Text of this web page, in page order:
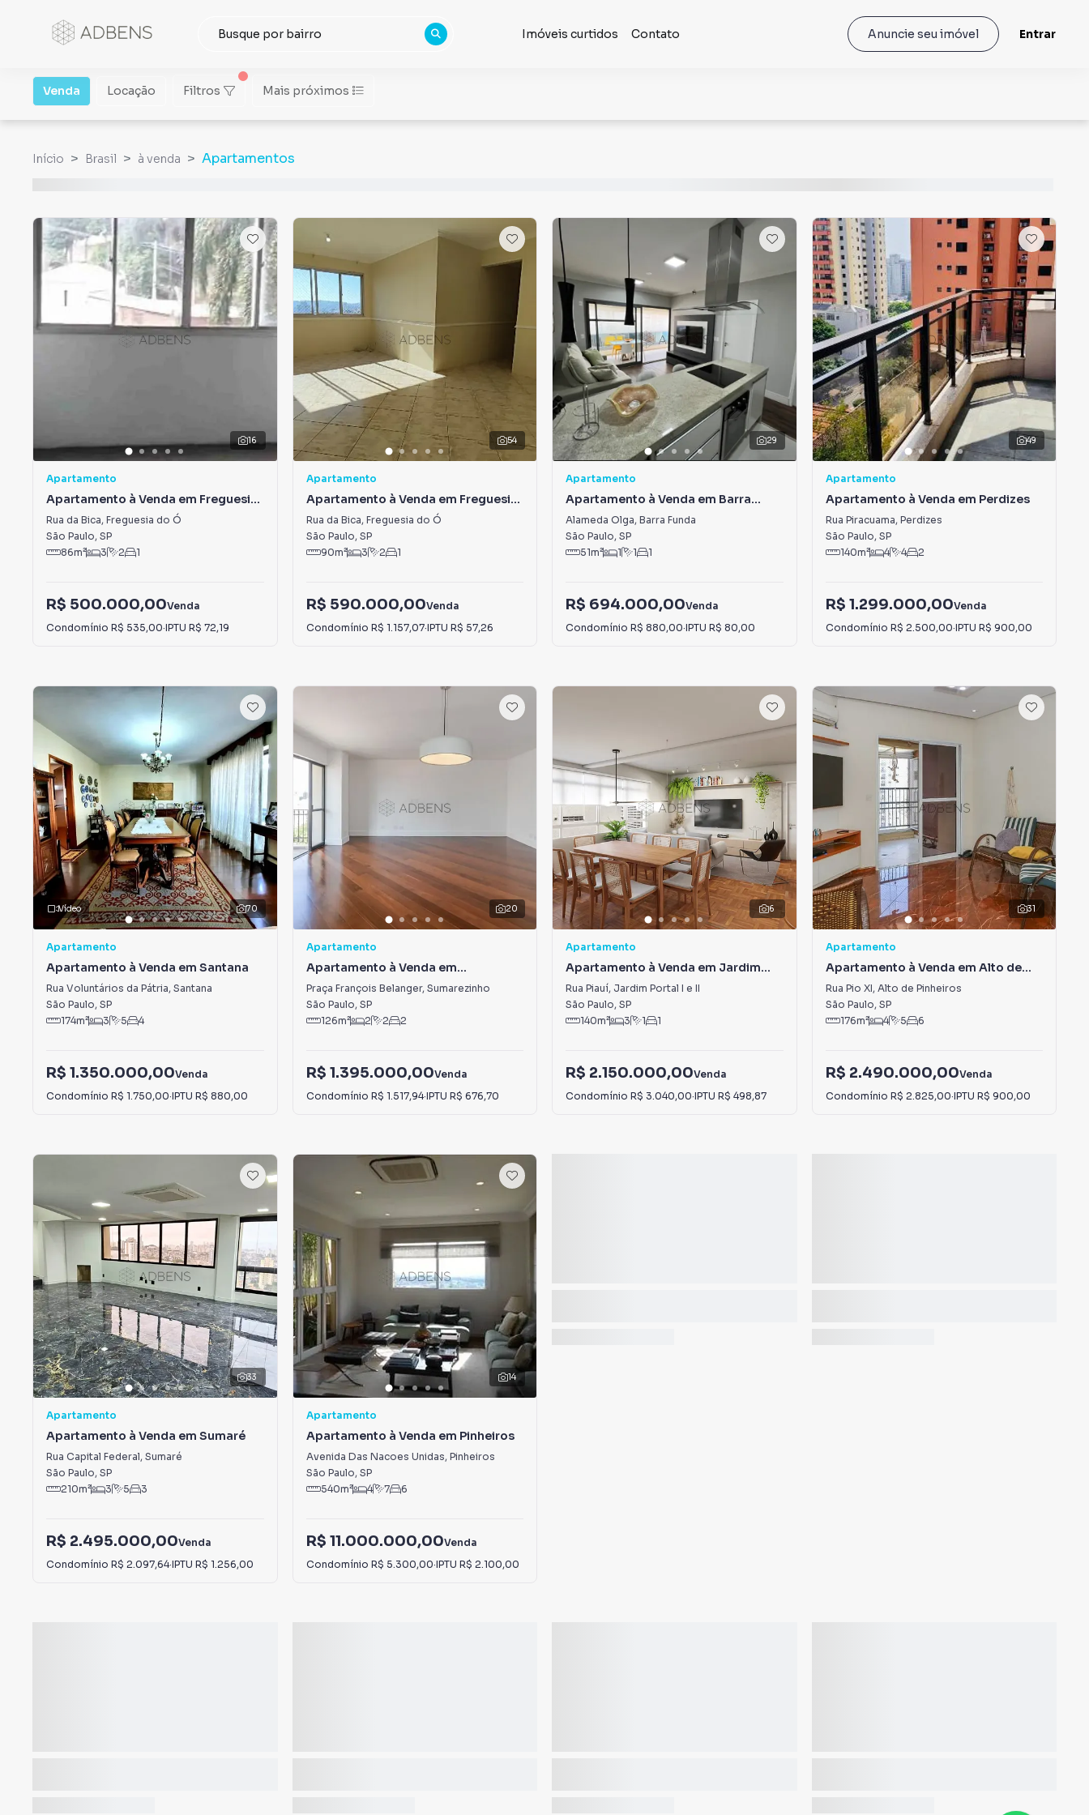
Imóveis curtidos Contato Anuncie seu imóvel Entrar
Venda Locação Filtros Mais próximos
Início Brasil à venda Apartamentos
16
Apartamento
Apartamento à Venda em Freguesia
do Ó
Rua da Bica, Freguesia do Ó
São Paulo, SP
86m² 3 2 1
R$ 500.000,00Venda
Condomínio R$ 535,00·IPTU R$ 72,19
54
Apartamento
Apartamento à Venda em Freguesia
do Ó
Rua da Bica, Freguesia do Ó
São Paulo, SP
90m² 3 2 1
R$ 590.000,00Venda
Condomínio R$ 1.157,07·IPTU R$ 57,26
29
Apartamento
Apartamento à Venda em Barra
Funda
Alameda Olga, Barra Funda
São Paulo, SP
51m² 1 1 1
R$ 694.000,00Venda
Condomínio R$ 880,00·IPTU R$ 80,00
49
Apartamento
Apartamento à Venda em Perdizes
Rua Piracuama, Perdizes
São Paulo, SP
140m² 4 4 2
R$ 1.299.000,00Venda
Condomínio R$ 2.500,00·IPTU R$ 900,00
70
Vídeo
Apartamento
Apartamento à Venda em Santana
Rua Voluntários da Pátria, Santana
São Paulo, SP
174m² 3 5 4
R$ 1.350.000,00Venda
Condomínio R$ 1.750,00·IPTU R$ 880,00
20
Apartamento
Apartamento à Venda em
Sumarezinho
Praça François Belanger, Sumarezinho
São Paulo, SP
126m² 2 2 2
R$ 1.395.000,00Venda
Condomínio R$ 1.517,94·IPTU R$ 676,70
6
Apartamento
Apartamento à Venda em Jardim
Portal I e II
Rua Piauí, Jardim Portal I e II
São Paulo, SP
140m² 3 1 1
R$ 2.150.000,00Venda
Condomínio R$ 3.040,00·IPTU R$ 498,87
31
Apartamento
Apartamento à Venda em Alto de
Pinheiros
Rua Pio XI, Alto de Pinheiros
São Paulo, SP
176m² 4 5 6
R$ 2.490.000,00Venda
Condomínio R$ 2.825,00·IPTU R$ 900,00
33
Apartamento
Apartamento à Venda em Sumaré
Rua Capital Federal, Sumaré
São Paulo, SP
210m² 3 5 3
R$ 2.495.000,00Venda
Condomínio R$ 2.097,64·IPTU R$ 1.256,00
14
Apartamento
Apartamento à Venda em Pinheiros
Avenida Das Nacoes Unidas, Pinheiros
São Paulo, SP
540m² 4 7 6
R$ 11.000.000,00Venda
Condomínio R$ 5.300,00·IPTU R$ 2.100,00